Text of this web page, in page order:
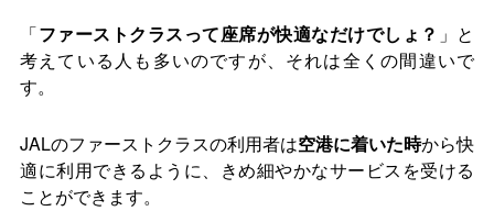
「ファーストクラスって座席が快適なだけでしょ？ 」と
考えている人も多いのですが、それは全くの間違いで
す。
JALのファーストクラスの利用者は空港に着いた時から快
適に利用できるように、きめ細やかなサービスを受ける
ことができます。